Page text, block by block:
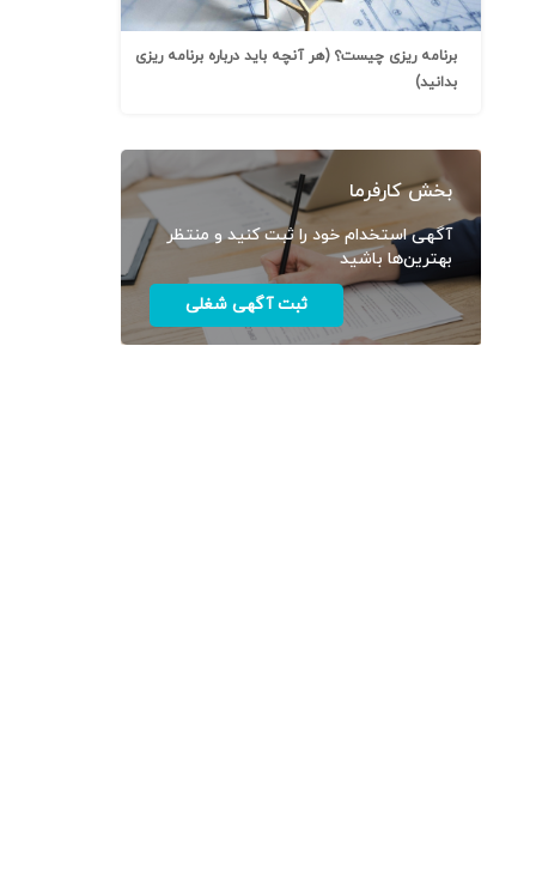
برنامه ریزی چیست؟ (هر آنچه باید درباره برنامه ریزی
بدانید)
بخش کارفرما
آگهی استخدام خود را ثبت کنید و منتظر
بهترین‌ها باشید
ثبت آگهی شغلی